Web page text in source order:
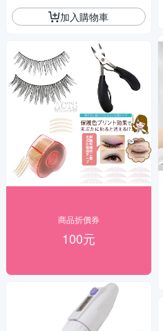
加入購物車
商品折價券
100元